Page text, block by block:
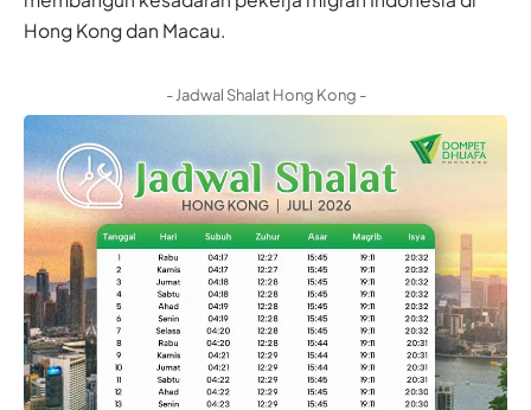
Hong Kong dan Macau.
- Jadwal Shalat Hong Kong -